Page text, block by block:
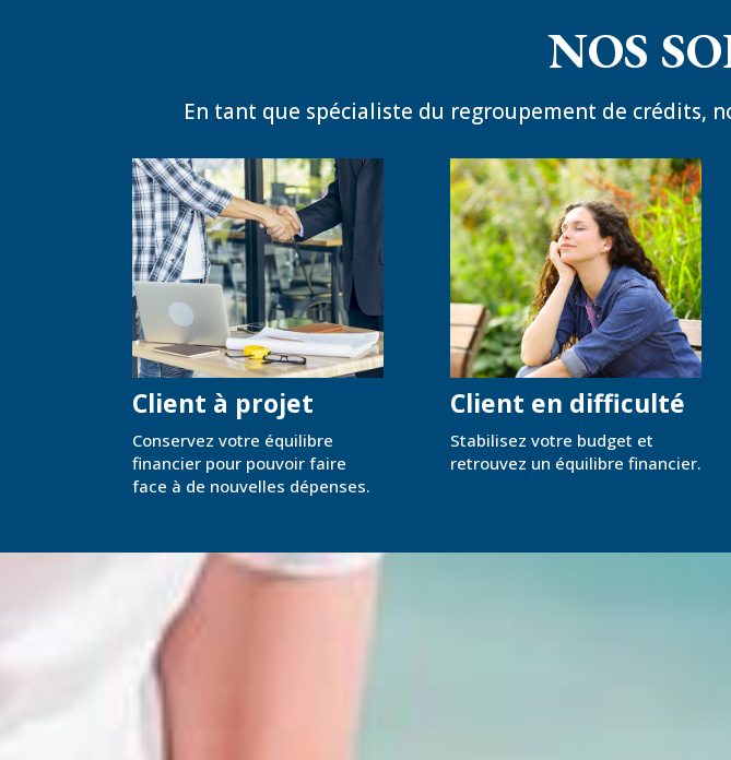
NOS
En tant que spécialiste du regroupement de crédits,
Client à projet
Conservez votre équilibre
financier pour pouvoir faire
face à de nouvelles dépenses.
Client en difficulté
Stabilisez votre budget et
retrouvez un équilibre financier.